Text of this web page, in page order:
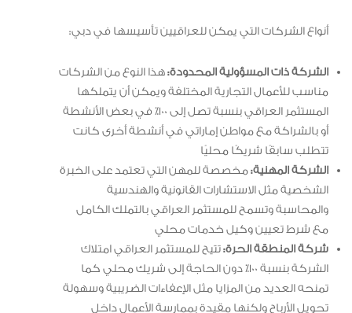
أنواع الشركات التي يمكن للعراقيين تأسيسها في دبي:
الشركة ذات المسؤولية المحدودة:هذا النوع من الشركات
مناسب للأعمال التجارية المختلفة ويمكن أن يتملكها
المستثمر العراقي بنسبة تصل إلى 100٪ في بعض الأنشطة
أو بالشراكة مع مواطن إماراتي في أنشطة أخرى كانت
تتطلب سابقًا شريكًا محليًا
الشركة المهنية:مخصصة للمهن التي تعتمد على الخبرة
الشخصية مثل الاستشارات القانونية والهندسية
والمحاسبة وتسمح للمستثمر العراقي بالتملك الكامل
مع شرط تعيين وكيل خدمات محلي
شركة المنطقة الحرة:تتيح للمستثمر العراقي امتلاك
الشركة بنسبة 100٪ دون الحاجة إلى شريك محلي كما
تمنحه العديد من المزايا مثل الإعفاءات الضريبية وسهولة
تحويل الأرباح ولكنها مقيدة بممارسة الأعمال داخل